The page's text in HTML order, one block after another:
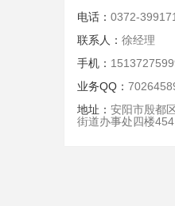
电话： 0372-
联系人： 徐经理
手机：
业务QQ：
地址： 安阳市殷都
街道办事处四楼454